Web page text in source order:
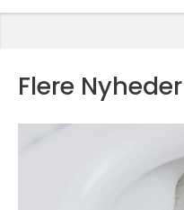
Flere Nyheder